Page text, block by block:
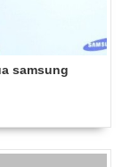
samsung